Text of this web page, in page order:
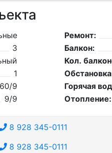
3
1
9
9/9
Ремонт:
Балкон:
Кол.
Горячая
Отопление:
8 928 345-0111
8 928 345-0111